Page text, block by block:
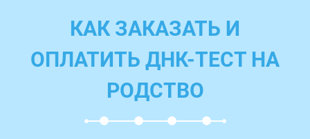
КАК ЗАКАЗАТЬ И
ОПЛАТИТЬ ДНК-ТЕСТ НА
РОДСТВО